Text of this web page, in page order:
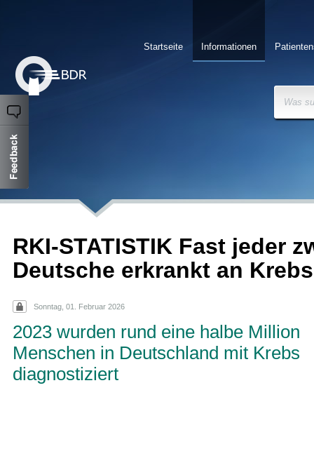
Informationen
Startseite
Was
RKI-STATISTIK Fast jeder
Deutsche erkrankt an Krebs
Sonntag, 01. Februar 2026
2023 wurden rund eine halbe Million
Menschen in Deutschland mit Krebs
diagnostiziert